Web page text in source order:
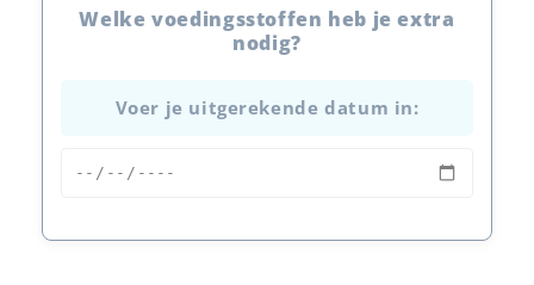
Welke voedingsstoffen heb je extra
nodig?
Voer je uitgerekende datum in: